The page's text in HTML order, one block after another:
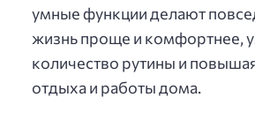
умные функции делают
жизнь проще и комфортнее,
количество рутины и
отдыха и работы дома.